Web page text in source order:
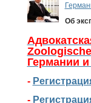
Об
Германии
-
-